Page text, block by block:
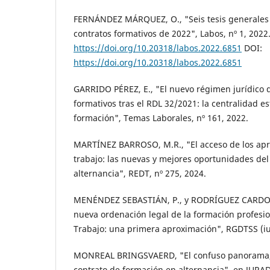
FERNÁNDEZ MÁRQUEZ, O., "Seis tesis
contratos formativos de 2022", Labos, nº 1, 2022.
https://doi.org/10.20318/labos.2022.6851 DOI:
https://doi.org/10.20318/labos.2022.6851
GARRIDO PÉREZ, E., "El nuevo régimen jurídico
formativos tras el RDL 32/2021: la centralidad
formación", Temas Laborales, nº 161, 2022.
MARTÍNEZ BARROSO, M.R., "El acceso de los
trabajo: las nuevas y mejores oportunidades
alternancia", REDT, nº 275, 2024.
MENÉNDEZ SEBASTIÁN, P., y RODRÍGUEZ
nueva ordenación legal de la formación
Trabajo: una primera aproximación", RGDTSS
MONREAL BRINGSVAERD, "El confuso